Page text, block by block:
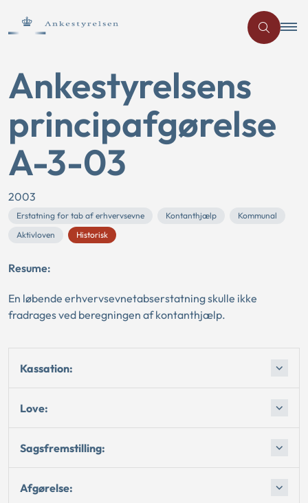
Ankestyrelsens
principafgørelse
A-3-03
2003
Erstatning for tab af erhvervsevne Kontanthjælp
Kommunal
Aktivloven
Historisk
Resume:
En løbende erhvervsevnetabserstatning skulle ikke
fradrages ved beregningen af kontanthjælp.
Kassation:
Love:
Sagsfremstilling:
Afgørelse: